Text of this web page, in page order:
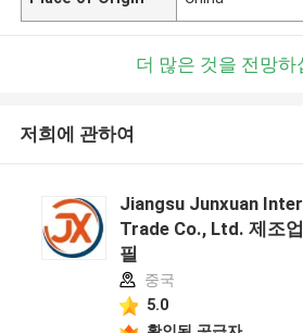
더 많은 것을 전망하
저희에 관하여
Jiangsu Junxuan
Trade Co., Ltd. 제조
필
중국
5.0